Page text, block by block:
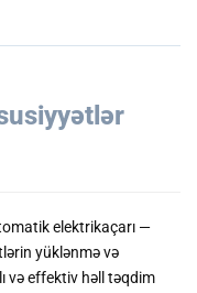
elektrikaçarı —
yüklənmə və
və effektiv həll təqdim